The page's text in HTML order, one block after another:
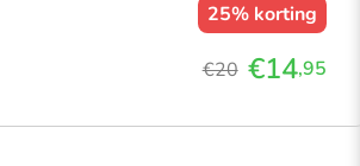
25% korting
€20 €14,95